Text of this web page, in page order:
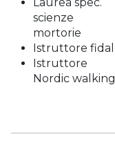
scienze
mortorie
Istruttore fidal
Istruttore
Nordic walking